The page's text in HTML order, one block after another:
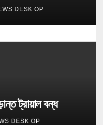
DESK OP
ট্রায়াল বন্ধ
DESK OP